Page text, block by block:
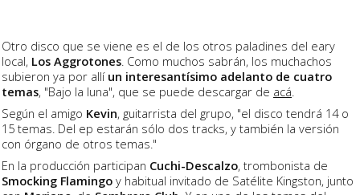
Otro disco que se viene es el de los otros paladines del eary
local, Los Aggrotones . Como muchos sabrán, los muchachos
subieron ya por allí un interesantísimo adelanto de cuatro
temas, "Bajo la luna", que se puede descargar de acá
Según el amigo Kevin, guitarrista del grupo, "el disco tendrá 14 o
15 temas. Del ep estarán sólo dos tracks, y también la versión
con órgano de otros temas."
En la producción participan Cuchi-Descalzo, trombonista de
Smocking Flamingo y habitual invitado de Satélite Kingston, junto